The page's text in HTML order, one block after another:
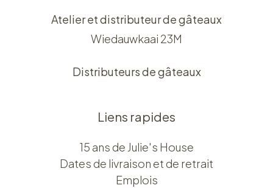
Atelier et distributeur de gâteaux
Wiedauwkaai 23M
Distributeurs de gâteaux
Liens rapides
15 ans de Julie's House
Dates de livraison et de retrait
Emplois